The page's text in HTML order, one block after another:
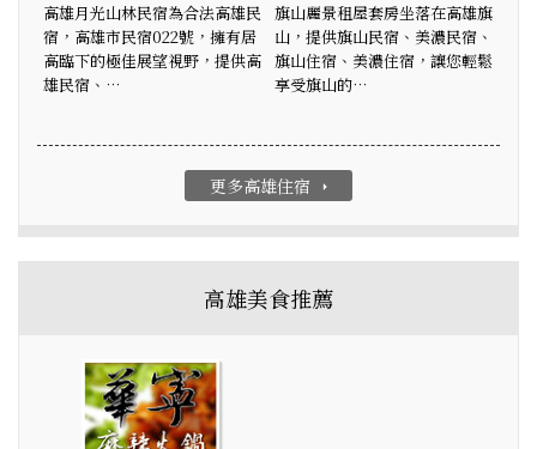
高雄月光山林民宿為合法高雄民
宿，高雄市民宿022號，擁有居
高臨下的極佳展望視野，提供高
雄民宿、…
旗山麗景租屋套房坐落在高雄旗
山，提供旗山民宿、美濃民宿、
旗山住宿、美濃住宿，讓您輕鬆
享受旗山的…
更多高雄住宿 arrow_right
高雄美食推薦